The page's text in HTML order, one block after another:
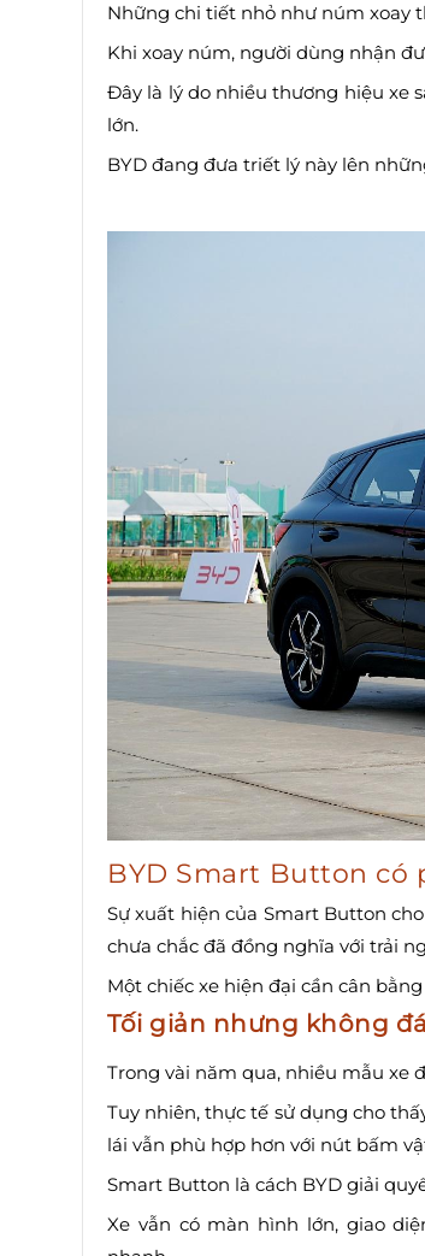
Những chi tiết nhỏ như núm xoay
Khi xoay núm, người dùng nhận
Đây là lý do nhiều thương hiệu xe
lớn.
BYD đang đưa triết lý này lên
BYD Smart Button có
Sự xuất hiện của Smart Button
chưa chắc đã đồng nghĩa với trải
Một chiếc xe hiện đại cần cân
Tối giản nhưng không
Trong vài năm qua, nhiều mẫu xe
Tuy nhiên, thực tế sử dụng cho
lái vẫn phù hợp hơn với nút bấm
Smart Button là cách BYD giải
Xe vẫn có màn hình lớn, giao